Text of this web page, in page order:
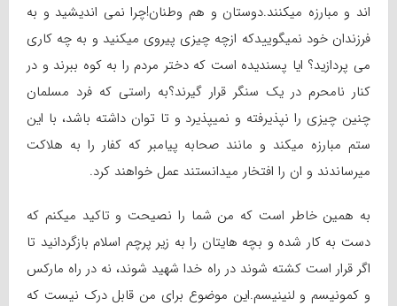
اند و مبارزه میکنند.دوستان و هم وطنان!چرا نمی اندیشید و به
فرزندان خود نمیگوییدکه ازچه چیزی پیروی میکنید و به چه کاری
می پردازید؟ ایا پسندیده است که دختر مردم را به کوه ببرند و در
کنار نامحرم در یک سنگر قرار گیرند؟به راستی که فرد مسلمان
چنین چیزی را نپذیرفته و نمیپذیرد و تا توان داشته باشد، با این
ستم مبارزه میکند و مانند صحابه پیامبر که کفار را به هلاکت
میرساندند و ان را افتخار میدانستند عمل خواهند کرد.
به همین خاطر است که من شما را نصیحت و تاکید میکنم که
دست به کار شده و بچه هایتان را به زیر پرچم اسلام بازگردانید تا
اگر قرار است کشته شوند در راه خدا شهید شوند، نه در راه مارکس
و کمونیسم و لنینیسم.این موضوع برای من قابل درک نیست که